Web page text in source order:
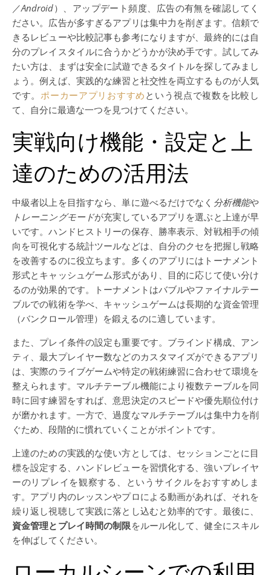
／Android）、アップデート頻度、広告の有無を確認してく
ださい。広告が多すぎるアプリは集中力を削ぎます。信頼で
きるレビューや比較記事も参考になりますが、最終的には自
分のプレイスタイルに合うかどうかが決め手です。試してみ
たい方は、まずは安全に試遊できるタイトルを探してみまし
ょう。例えば、実践的な練習と社交性を両立するものが人気
です。ポーカーアプリおすすめ という視点で複数を比較し
て、自分に最適な一つを見つけてください。
実戦向け機能・設定と上
達のための活用法
中級者以上を目指すなら、単に遊べるだけでなく 分析機能や
トレーニングモードが充実しているアプリを選ぶと上達が早
いです。ハンドヒストリーの保存、勝率表示、対戦相手の傾
向を可視化する統計ツールなどは、自分のクセを把握し戦略
を改善するのに役立ちます。多くのアプリにはトーナメント
形式とキャッシュゲーム形式があり、目的に応じて使い分け
るのが効果的です。トーナメントはバブルやファイナルテー
ブルでの戦術を学べ、キャッシュゲームは長期的な資金管理
（バンクロール管理）を鍛えるのに適しています。
また、プレイ条件の設定も重要です。ブラインド構成、アン
ティ、最大プレイヤー数などのカスタマイズができるアプリ
は、実際のライブゲームや特定の戦術練習に合わせて環境を
整えられます。マルチテーブル機能により複数テーブルを同
時に回す練習をすれば、意思決定のスピードや優先順位付け
が磨かれます。一方で、過度なマルチテーブルは集中力を削
ぐため、段階的に慣れていくことがポイントです。
上達のための実践的な使い方としては、セッションごとに目
標を設定する、ハンドレビューを習慣化する、強いプレイヤ
ーのリプレイを観察する、というサイクルをおすすめしま
す。アプリ内のレッスンやプロによる動画があれば、それを
繰り返し視聴して実践に落とし込むと効率的です。最後に、
資金管理とプレイ時間の制限をルール化して、健全にスキル
を伸ばしてください。